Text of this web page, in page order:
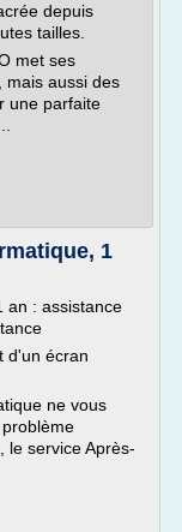
depuis
tailles.
met ses
mais aussi des
une parfaite
1
an : assistance
d'un écran
ne vous
le service Après-